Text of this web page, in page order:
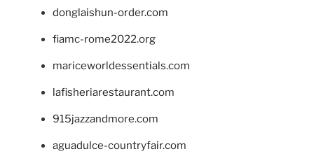
donglaishun-order.com
fiamc-rome2022.org
mariceworldessentials.com
lafisheriarestaurant.com
915jazzandmore.com
aguadulce-countryfair.com